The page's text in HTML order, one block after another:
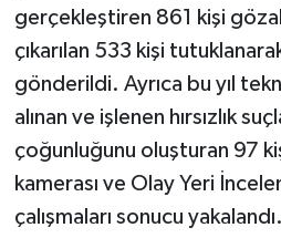
gerçekleştiren 861 kişi
çıkarılan 533 kişi
gönderildi. Ayrıca bu yıl
alınan ve işlenen hırsızlık
çoğunluğunu oluşturan 97
kamerası ve Olay Yeri
çalışmaları sonucu